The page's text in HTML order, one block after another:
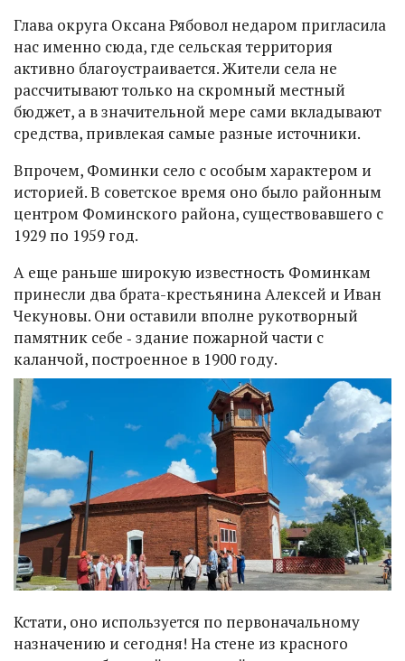
Глава округа Оксана Рябовол недаром пригласила
нас именно сюда, где сельская территория
активно благоустраивается. Жители села не
рассчитывают только на скромный местный
бюджет, а в значительной мере сами вкладывают
средства, привлекая самые разные источники.
Впрочем, Фоминки село с особым характером и
историей. В советское время оно было районным
центром Фоминского района, существовавшего с
1929 по 1959 год.
А еще раньше широкую известность Фоминкам
принесли два брата-крестьянина Алексей и Иван
Чекуновы. Они оставили вполне рукотворный
памятник себе ‑ здание пожарной части с
каланчой, построенное в 1900 году.
Кстати, оно используется по первоначальному
назначению и сегодня! На стене из красного